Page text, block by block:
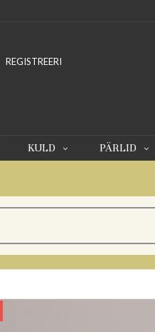
REGISTREERI
KULD PÄRLID